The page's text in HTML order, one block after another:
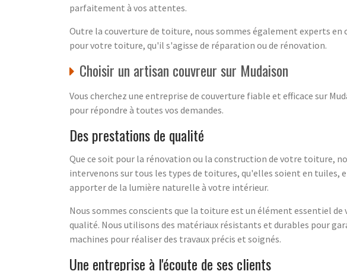
parfaitement à vos attentes.
Outre la couverture de toiture, nous sommes également experts en
pour votre toiture, qu'il s'agisse de réparation ou de rénovation.
Choisir un artisan couvreur sur Mudaison
Vous cherchez une entreprise de couverture fiable et efficace sur
pour répondre à toutes vos demandes.
Des prestations de qualité
Que ce soit pour la rénovation ou la construction de votre toiture,
intervenons sur tous les types de toitures, qu'elles soient en tuiles,
apporter de la lumière naturelle à votre intérieur.
Nous sommes conscients que la toiture est un élément essentiel
qualité. Nous utilisons des matériaux résistants et durables pour
machines pour réaliser des travaux précis et soignés.
Une entreprise à l'écoute de ses clients